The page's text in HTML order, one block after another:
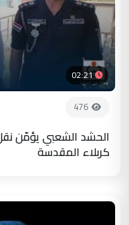
02:21
476
الحشد الشعبي يؤمّن نقل
كربلاء المقدسة